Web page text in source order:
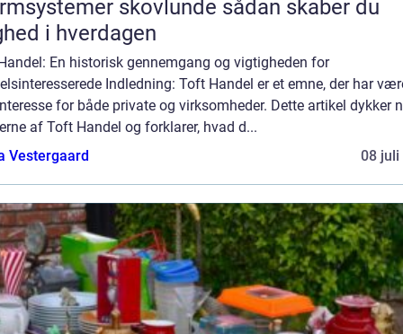
skovlunde sådan skaber du
i hverdagen
En historisk gennemgang og vigtigheden for
Indledning: Toft Handel er et emne, der har
for både private og virksomheder. Dette artikel dykker
af Toft Handel og forklarer, hvad d...
Vestergaard
08 juli